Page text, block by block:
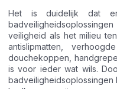
Het is duidelijk dat er
veiligheid als het milieu
antislipmatten,
douchekoppen,
is voor ieder wat wils.